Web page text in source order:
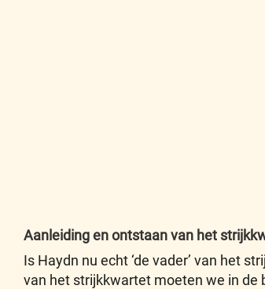
Aanleiding en ontstaan van het
Is Haydn nu echt ‘de vader’ van het
van het strijkkwartet moeten we in de